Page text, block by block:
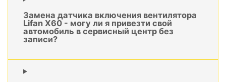
Замена датчика включения вентилятора
Lifan X60 - могу ли я привезти свой
автомобиль в сервисный центр без
записи?